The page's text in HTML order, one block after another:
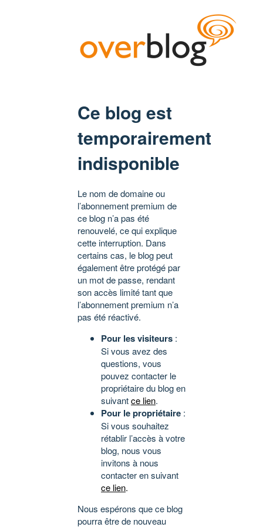
Ce blog est
temporairement
indisponible
Le nom de domaine ou
l’abonnement premium de
ce blog n’a pas été
renouvelé, ce qui explique
cette interruption. Dans
certains cas, le blog peut
également être protégé par
un mot de passe, rendant
son accès limité tant que
l’abonnement premium n’a
pas été réactivé.
Pour les visiteurs :
Si vous avez des
questions, vous
pouvez contacter le
propriétaire du blog en
suivantce lien.
Pour le propriétaire :
Si vous souhaitez
rétablir l’accès à votre
blog, nous vous
invitons à nous
contacter en suivant
ce lien.
Nous espérons que ce blog
pourra être de nouveau